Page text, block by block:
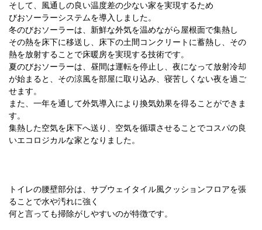
そして、風通しの良い温度差の少ない家を実現するため
びおソーラーシステムを導入しました。
冬のびおソーラーは、新鮮な外気を温めながら屋根面で集熱し
その熱を床下に移送し、床下の土間コンクリートに蓄熱し、その
熱を放射することで床暖房を実現する技術です。
夏のびおソーラーは、昼間は運転を停止し、夜になって放射冷却
が始まると、その涼風を部屋に取り込み、寝苦しくない夜を過ご
せます。
また、一年を通して外気導入により換気効果を得ることができま
す。
集熱した空気を床下へ送り、空気を循環させることでコスパの良
いエコロジカルな家となりました。
トイレの腰壁部分は、サブウェイタイル風クッションフロアを張
ることで水や汚れに強く
何と言っても掃除がしやすいのが特徴です。